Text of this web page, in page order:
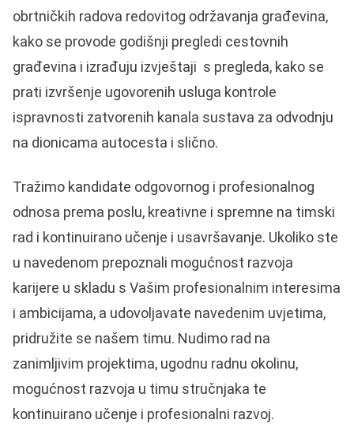
obrtničkih radova redovitog održavanja građevina,
kako se provode godišnji pregledi cestovnih
građevina i izrađuju izvještaji s pregleda, kako se
prati izvršenje ugovorenih usluga kontrole
ispravnosti zatvorenih kanala sustava za odvodnju
na dionicama autocesta i slično.
Tražimo kandidate odgovornog i profesionalnog
odnosa prema poslu, kreativne i spremne na timski
rad i kontinuirano učenje i usavršavanje. Ukoliko ste
u navedenom prepoznali mogućnost razvoja
karijere u skladu s Vašim profesionalnim interesima
i ambicijama, a udovoljavate navedenim uvjetima,
pridružite se našem timu. Nudimo rad na
zanimljivim projektima, ugodnu radnu okolinu,
mogućnost razvoja u timu stručnjaka te
kontinuirano učenje i profesionalni razvoj.